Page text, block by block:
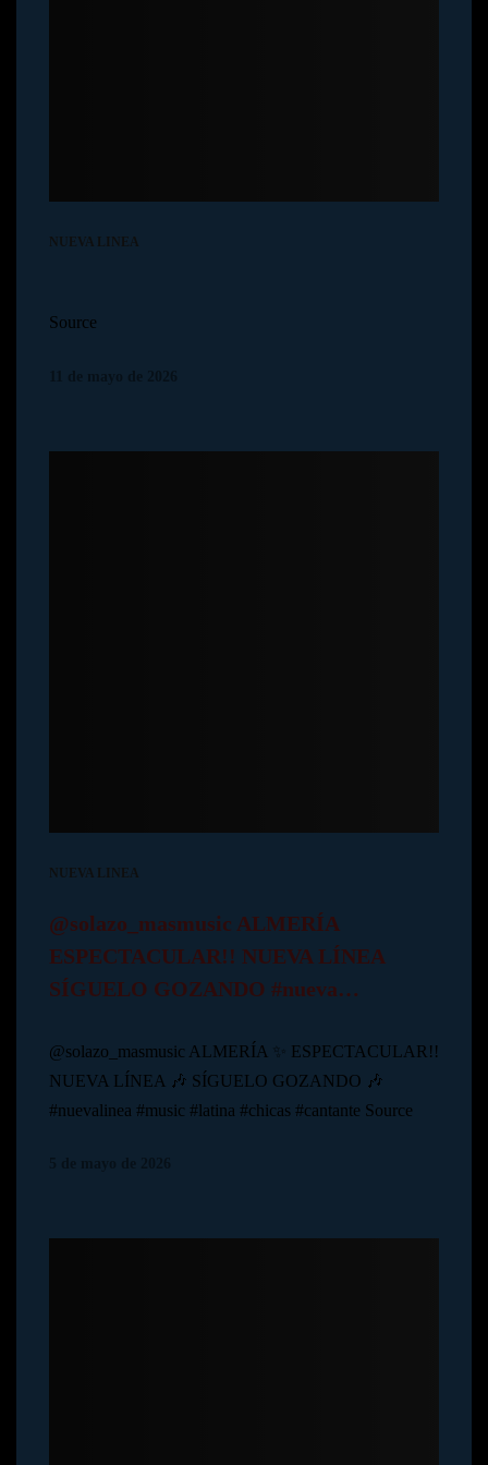
NUEVA LINEA
Source
NUEVA LINEA
@solazo_masmusic ALMERÍA
ESPECTACULAR!! NUEVA LÍNEA
SÍGUELO GOZANDO #nueva…
@solazo_masmusic ALMERÍA ✨ ESPECTACULAR!!
NUEVA LÍNEA 🎶 SÍGUELO GOZANDO 🎶
#nuevalinea #music #latina #chicas #cantante Source